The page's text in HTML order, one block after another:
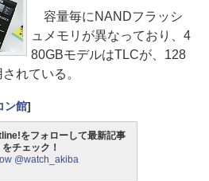
容量毎にNANDフラッシ
ュメモリが異なっており、4
80GBモデルはTLCが、128
れている。
ン館]
をフォローして最新記事
をチェック！
@watch_akiba